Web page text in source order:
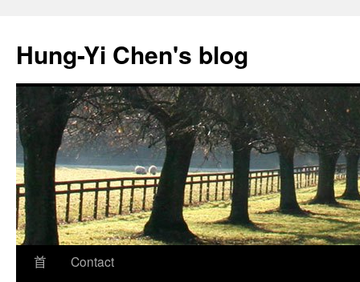
主
要
Hung-Yi Chen's blog
首
Contact